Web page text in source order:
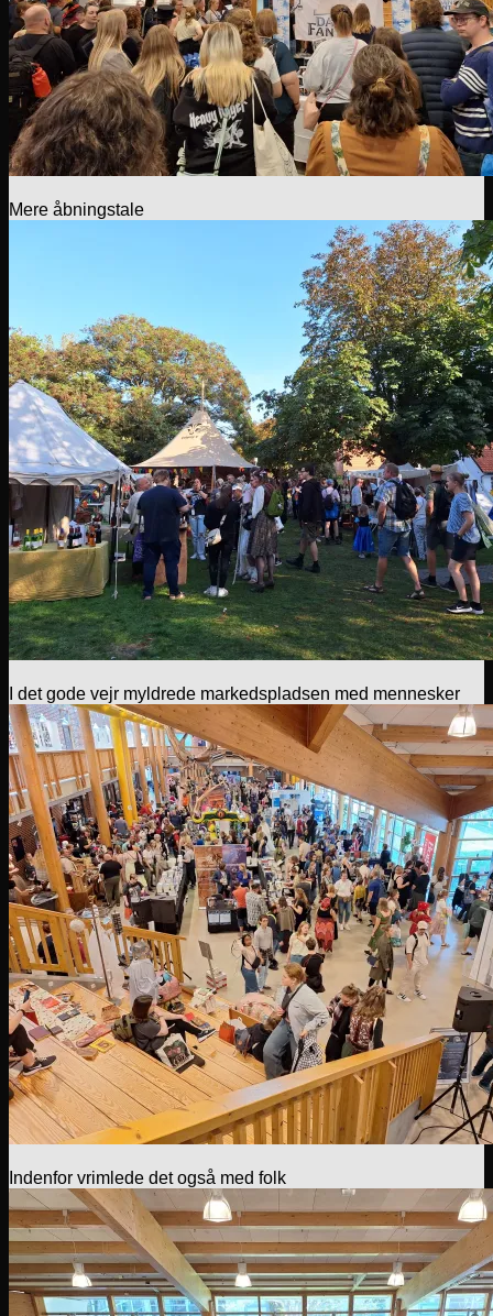
Mere åbningstale
I det gode vejr myldrede markedspladsen med mennesker
Indenfor vrimlede det også med folk